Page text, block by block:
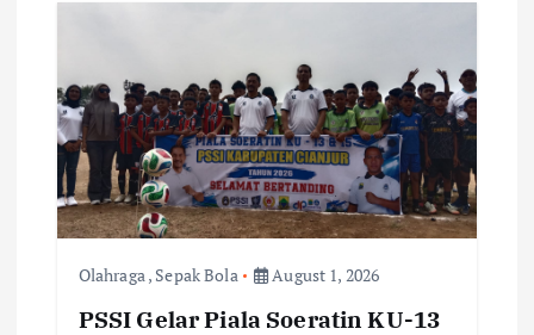
g
a
t
Olahraga, Sepak Bola August 1, 2026
PSSI Gelar Piala Soeratin KU-13